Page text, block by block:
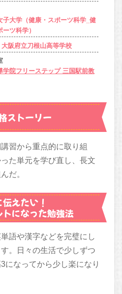
子大学（健康・スポーツ科学_健
ツ科学）
大阪府立刀根山高等学校
学院フリーステップ 三国駅前教
ストーリー
習から重点的に取り組
た単元を学び直し、長文
だ。
えたい！
になった勉強法
語や漢字などを完璧にし
。日々の生活で少しずつ
になってから少し楽になり